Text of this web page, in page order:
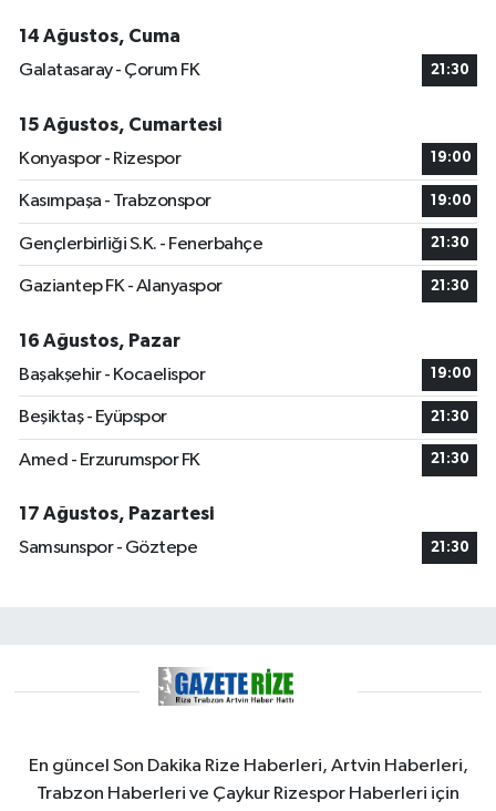
14 Ağustos, Cuma
Galatasaray - Çorum FK
21:30
15 Ağustos, Cumartesi
Konyaspor - Rizespor
19:00
Kasımpaşa - Trabzonspor 19:00
Gençlerbirliği S.K. - Fenerbahçe 21:30
Gaziantep FK - Alanyaspor 21:30
16 Ağustos, Pazar
Başakşehir - Kocaelispor
19:00
Beşiktaş - Eyüpspor 21:30
Amed - Erzurumspor FK 21:30
17 Ağustos, Pazartesi
Samsunspor - Göztepe
21:30
En güncel Son Dakika Rize Haberleri, Artvin Haberleri,
Trabzon Haberleri ve Çaykur Rizespor Haberleri için